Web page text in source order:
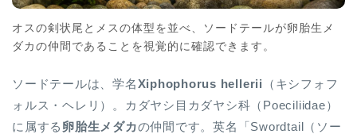
オスの剣状尾とメスの体型を並べ、ソードテールが卵胎生メ
ダカの仲間であることを視覚的に確認できます。
ソードテールは、学名Xiphophorus hellerii
（キシフォフ
ォルス・ヘレリ）。カダヤシ目カダヤシ科（Poeciliidae）
に属する 卵胎生メダカの仲間です。英名「Swordtail（ソー